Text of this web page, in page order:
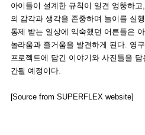
아이들이 설계한 규칙이 일견 엉뚱하
의 감각과 생각을 존중하며 놀이를 실
통제 받는 일상에 익숙했던 어른들은
놀라움과 즐거움을 발견하게 된다. 영
프로젝트에 담긴 이야기와 사진들을
간될 예정이다.
[Source from SUPERFLEX website]